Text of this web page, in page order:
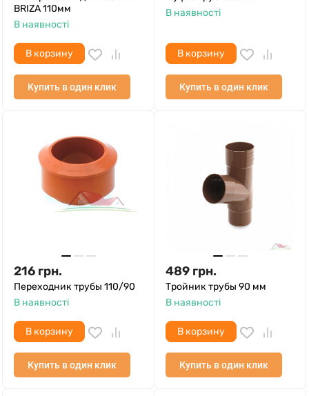
BRIZA 110мм
В наявності
В корзину
Купить в один клик
В наявності
В корзину
Купить в один клик
216 грн.
Переходник трубы 110/90
В наявності
В корзину
Купить в один клик
489 грн.
Тройник трубы 90 мм
В наявності
В корзину
Купить в один клик